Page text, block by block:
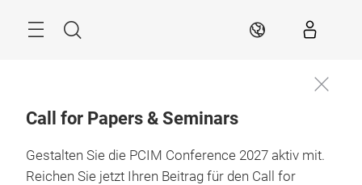
Suche DE
Call for Papers & Seminars
Gestalten Sie die PCIM Conference 2027 aktiv mit.
Reichen Sie jetzt Ihren Beitrag für den Call for